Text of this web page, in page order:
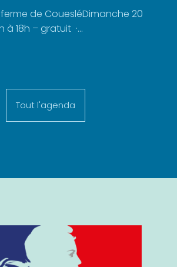
ferme de CouesléDimanche 20
18h – gratuit ·...
Tout l'agenda